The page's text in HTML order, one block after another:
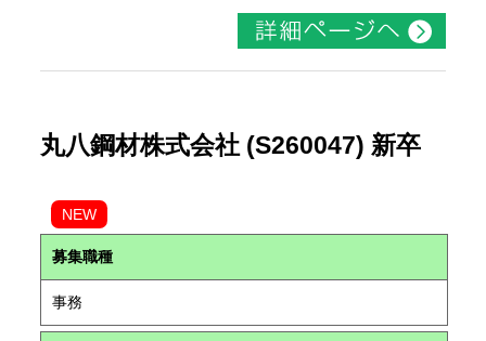
丸八鋼材株式会社 (S260047) 新卒
NEW
募集職種
事務